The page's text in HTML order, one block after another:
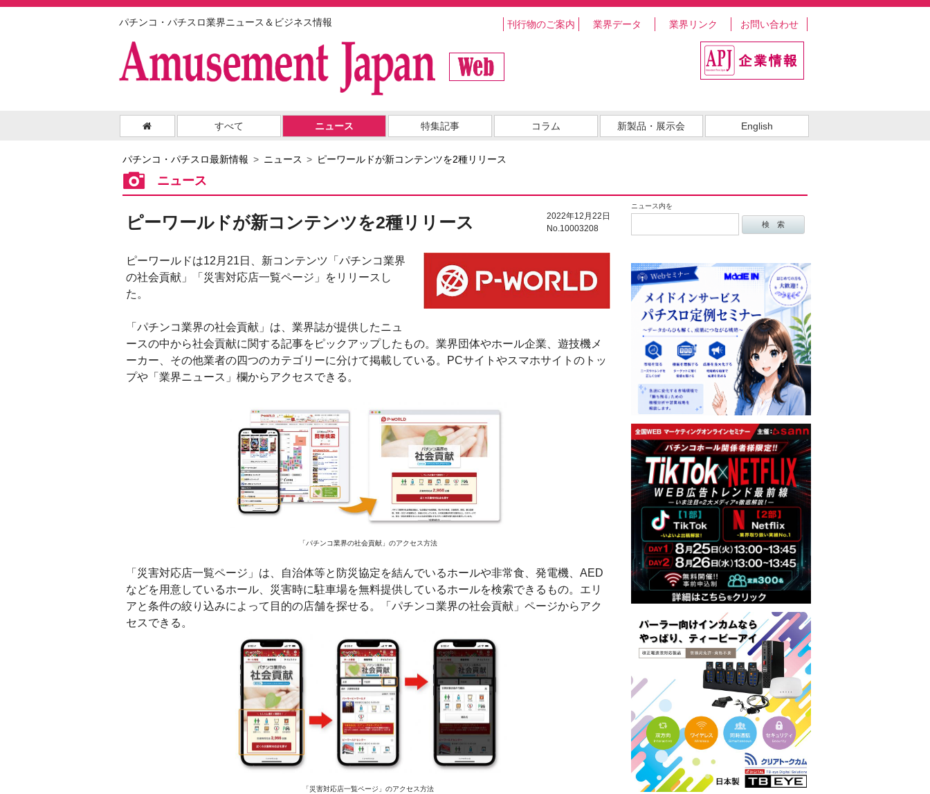
パチンコ・パチスロ業界ニュース＆ビジネス情報 刊行物のご案内 業界データ 業界リンク お問い合わせ
すべて ニュース 特集記事 コラム 新製品・展示会 English
パチンコ・パチスロ最新情報 ニュース ピーワールドが新コンテンツを2種リリース
ニュース
ニュース内を
2022年12月22日
No.10003208
ピーワールドが新コンテンツを2種リリース
ピーワールドは12月21日、新コンテンツ「パチンコ業界
の社会貢献」「災害対応店一覧ページ」をリリースし
た。
「パチンコ業界の社会貢献」は、業界誌が提供したニュ
ースの中から社会貢献に関する記事をピックアップしたもの。業界団体やホール企業、遊技機メ
ーカー、その他業者の四つのカテゴリーに分けて掲載している。PCサイトやスマホサイトのトッ
プや「業界ニュース」欄からアクセスできる。
「パチンコ業界の社会貢献」のアクセス方法
「災害対応店一覧ページ」は、自治体等と防災協定を結んでいるホールや非常食、発電機、AED
などを用意しているホール、災害時に駐車場を無料提供しているホールを検索できるもの。エリ
アと条件の絞り込みによって目的の店舗を探せる。「パチンコ業界の社会貢献」ページからアク
セスできる。
「災害対応店一覧ページ」のアクセス方法